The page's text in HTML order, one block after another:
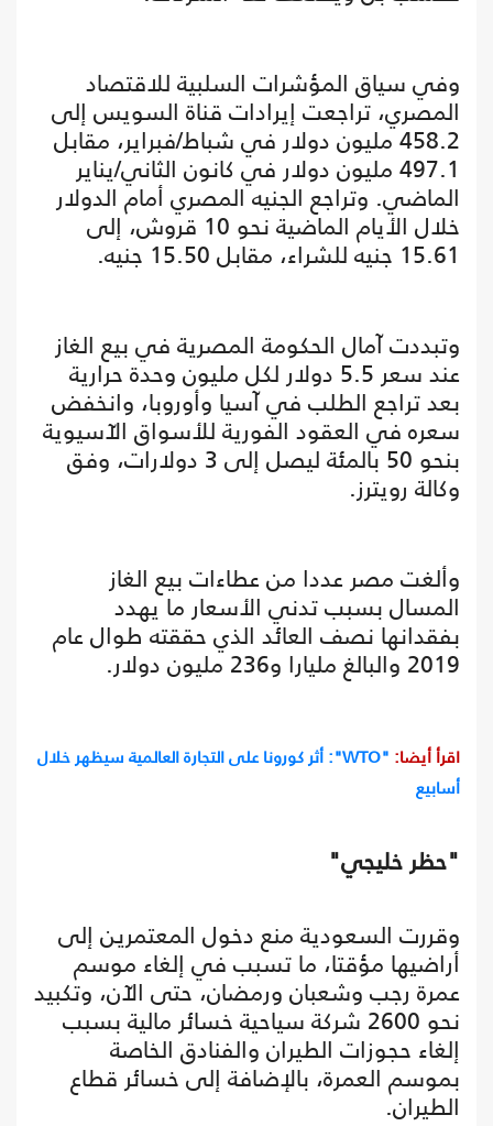
وفي سياق المؤشرات السلبية للاقتصاد
المصري، تراجعت إيرادات قناة السويس إلى
458.2 مليون دولار في شباط/فبراير، مقابل
497.1 مليون دولار في كانون الثاني/يناير
الماضي. وتراجع الجنيه المصري أمام الدولار
خلال الأيام الماضية نحو 10 قروش، إلى
15.61 جنيه للشراء، مقابل 15.50 جنيه.
وتبددت آمال الحكومة المصرية في بيع الغاز
عند سعر 5.5 دولار لكل مليون وحدة حرارية
بعد تراجع الطلب في آسيا وأوروبا، وانخفض
سعره في العقود الفورية للأسواق الآسيوية
بنحو 50 بالمئة ليصل إلى 3 دولارات، وفق
وكالة رويترز.
وألغت مصر عددا من عطاءات بيع الغاز
المسال بسبب تدني الأسعار ما يهدد
بفقدانها نصف العائد الذي حققته طوال عام
2019 والبالغ مليارا و236 مليون دولار.
اقرأ أيضا:
"WTO": أثر كورونا على التجارة العالمية سيظهر خلال
أسابيع
"حظر خليجي"
وقررت السعودية منع دخول المعتمرين إلى
أراضيها مؤقتا، ما تسبب في إلغاء موسم
عمرة رجب وشعبان ورمضان، حتى الآن، وتكبيد
نحو 2600 شركة سياحية خسائر مالية بسبب
إلغاء حجوزات الطيران والفنادق الخاصة
بموسم العمرة، بالإضافة إلى خسائر قطاع
الطيران.